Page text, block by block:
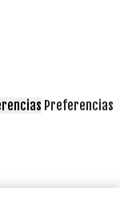
Preferencias